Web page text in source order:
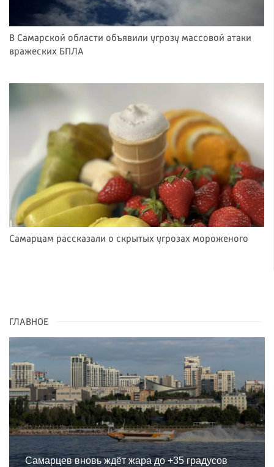
В Самарской области объявили угрозу массовой атаки
вражеских БПЛА
Самарцам рассказали о скрытых угрозах мороженого
ГЛАВНОЕ
Самарцев вновь ждёт жара до +35 градусов